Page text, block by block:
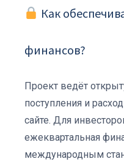
Как
финансов?
Проект ведёт
поступления и
сайте. Для
ежеквартальная
международным